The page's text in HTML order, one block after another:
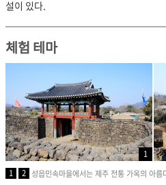
설이 있다.
체험 테마
1
1
2 성읍민속마을에서는 제주 전통 가옥의 아